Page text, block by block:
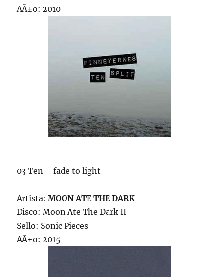
AÃ±o: 2010
03 Ten – fade to light
Artista:MOON ATE THE DARK
Disco: Moon Ate The Dark II
Sello: Sonic Pieces
AÃ±o: 2015